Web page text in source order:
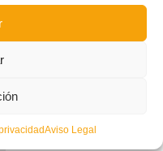
Aviso Legal
al modo de tramitarlas y los
de solicitud.